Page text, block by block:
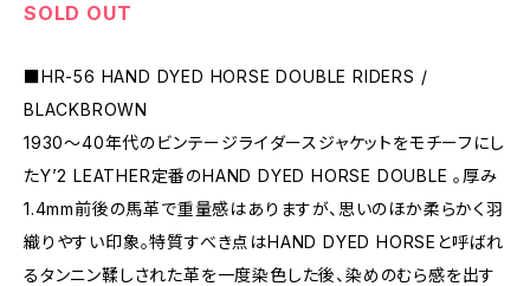
SOLD OUT
■HR-56 HAND DYED HORSE DOUBLE RIDERS /
BLACKBROWN
1930〜40年代のビンテージライダースジャケットをモチーフにし
たY’2 LEATHER定番のHAND DYED HORSE DOUBLE 。厚み
1.4mm前後の馬革で重量感はありますが、思いのほか柔らかく羽
織りやすい印象。特質すべき点はHAND DYED HORSEと呼ばれ
るタンニン鞣しされた革を一度染色した後、染めのむら感を出す